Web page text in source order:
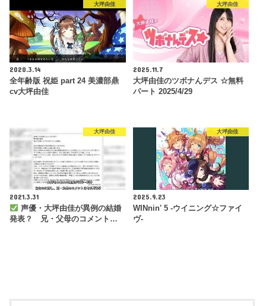
大坪由佳
2020.3.14
全年齢版 祝姫 part 24 美濃部鼎
cv大坪由佳
大坪由佳
2025.11.7
大坪由佳のツボナんデス ☆無料
パート 2025/4/29
大坪由佳
2021.3.31
声優・大坪由佳が異例の結婚
発表？ 兄・父母のコメント…
大坪由佳
2025.9.23
WINnin' 5 -ウイニング☆ファイ
ヴ-